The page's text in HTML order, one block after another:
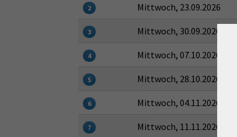
2 Mittwoch, 23.09.2026
3 Mittwoch, 30.09.2026
4 Mittwoch, 07.10.2026
5 Mittwoch, 28.10.2026
6 Mittwoch, 04.11.2026
7 Mittwoch, 11.11.2026